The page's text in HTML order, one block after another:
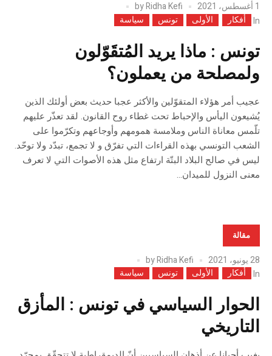
1 أغسطس، 2021 byRidha Kefi
In
أفكار الأولى تونس سياسة
تونس : ماذا يريد المُتقَوّلون
ولمصلحة من يعملون؟
عجيب أمر هؤلاء المتقوّلين والأكثر عجبا حديث بعض أولئك الذين
يُشيعون اليأس والإحباط تحت غطاء روح القانون. لقد تعذّر عليهم
تلّمس معاناة الناس وملامسة همومهم وأوجاعهم وتكرّموا على
الشعب التونسي بهذه القراءات التي تفرّق و لا تجمع، تبدّد ولا توحّد.
ليس في صالح البلاد البتّة ارتفاع مثل هذه الأصوات التي لا تعرف
معنى النزول للميدان...
مقالة
28 يونيو، 2021 byRidha Kefi
In
أفكار الأولى تونس سياسة
الحوار السياسي في تونس : المأزق
التاريخي